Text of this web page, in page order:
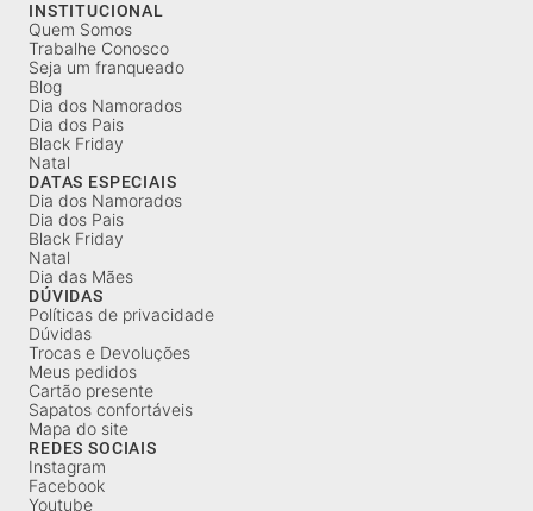
INSTITUCIONAL
Quem Somos
Trabalhe Conosco
Seja um franqueado
Blog
Dia dos Namorados
Dia dos Pais
Black Friday
Natal
DATAS ESPECIAIS
Dia dos Namorados
Dia dos Pais
Black Friday
Natal
Dia das Mães
DÚVIDAS
Políticas de privacidade
Dúvidas
Trocas e Devoluções
Meus pedidos
Cartão presente
Sapatos confortáveis
Mapa do site
REDES SOCIAIS
Instagram
Facebook
Youtube